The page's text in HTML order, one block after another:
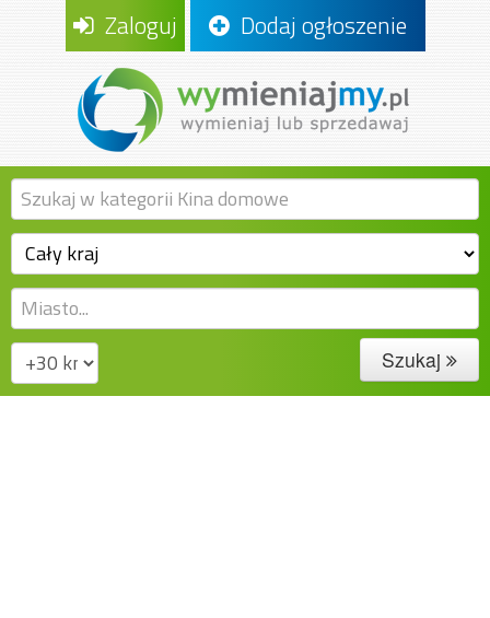
Zaloguj Dodaj ogłoszenie
Szukaj